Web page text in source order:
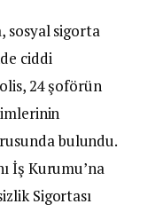
sosyal sigorta
ciddi
24 şoförün
bulundu.
İş Kurumu’na
Sigortası